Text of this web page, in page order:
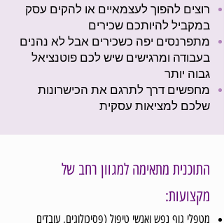
רוצים להפוך לעצמאיים או להקים עסק
במקביל להיותכם שכירים
מתפרנסים יפה כשכירים אבל לא נהנים
בעבודה ומרגישים שיש לכם פוטנציאל
גבוה יותר
מחפשים דרך לתרגם את הכישרונות
שלכם למציאות עסקית
התוכנית מתאימה למגוון רחב של
מקצועות:
מטפלי גוף נפש ואנשי טיפול (פסיכולוגים, עובדים